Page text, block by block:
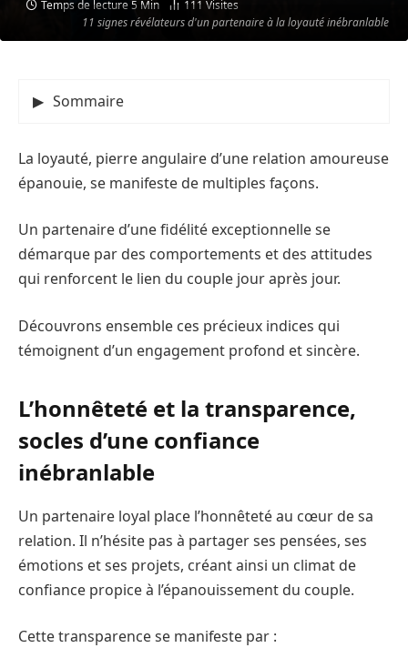
11 signes révélateurs d'un partenaire à la loyauté inébranlable
Temps de lecture 5 Min
111 Visites
Sommaire
La loyauté, pierre angulaire d’une relation amoureuse
épanouie, se manifeste de multiples façons.
Un partenaire d’une fidélité exceptionnelle se
démarque par des comportements et des attitudes
qui renforcent le lien du couple jour après jour.
Découvrons ensemble ces précieux indices qui
témoignent d’un engagement profond et sincère.
L’honnêteté et la transparence,
socles d’une confiance
inébranlable
Un partenaire loyal place l’honnêteté au cœur de sa
relation. Il n’hésite pas à partager ses pensées, ses
émotions et ses projets, créant ainsi un climat de
confiance propice à l’épanouissement du couple.
Cette transparence se manifeste par :